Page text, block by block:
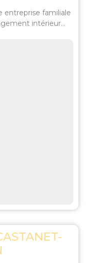
entreprise familiale
intérieur...